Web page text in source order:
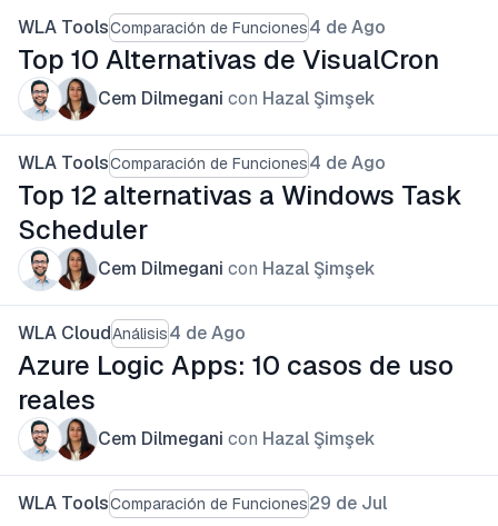
WLA ToolsComparación de Funciones4 de Ago
Top 10 Alternativas de VisualCron
Cem Dilmegani con Hazal Şimşek
WLA ToolsComparación de Funciones4 de Ago
Top 12 alternativas a Windows Task
Scheduler
Cem Dilmegani con Hazal Şimşek
WLA CloudAnálisis4 de Ago
Azure Logic Apps: 10 casos de uso
reales
Cem Dilmegani con Hazal Şimşek
WLA ToolsComparación de Funciones29 de Jul